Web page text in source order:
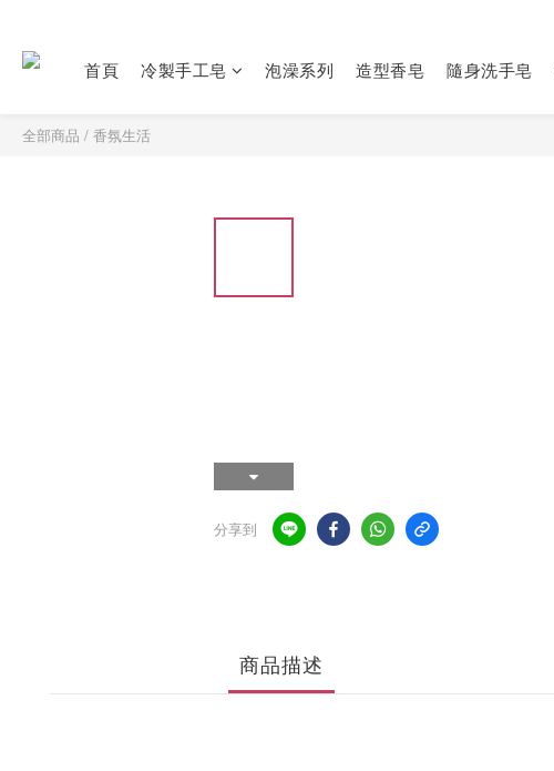
首頁 冷製手工皂 泡澡系列 造型香皂 隨身洗手皂
全部商品 / 香氛生活
分享到
商品描述